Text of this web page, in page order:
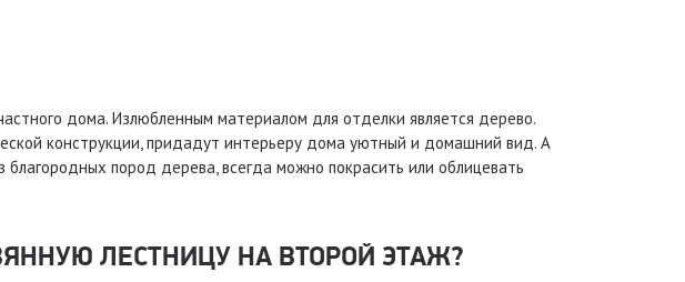
дома. Излюбленным материалом для отделки является дерево.
конструкции, придадут интерьеру дома уютный и домашний вид. А
пород дерева, всегда можно покрасить или облицевать
ЛЕСТНИЦУ НА ВТОРОЙ ЭТАЖ?